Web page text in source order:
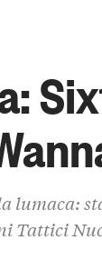
lumaca:
Tattici